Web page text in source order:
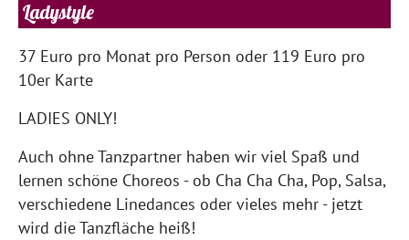
Ladystyle
37 Euro pro Monat pro Person oder 119 Euro pro
10er Karte
LADIES ONLY!
Auch ohne Tanzpartner haben wir viel Spaß und
lernen schöne Choreos - ob Cha Cha Cha, Pop, Salsa,
verschiedene Linedances oder vieles mehr - jetzt
wird die Tanzfläche heiß!